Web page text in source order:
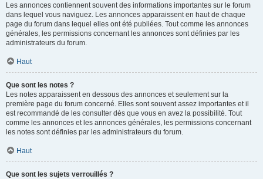
Les annonces contiennent souvent des informations importantes sur le forum
dans lequel vous naviguez. Les annonces apparaissent en haut de chaque
page du forum dans lequel elles ont été publiées. Tout comme les annonces
générales, les permissions concernant les annonces sont définies par les
administrateurs du forum.
Haut
Que sont les notes ?
Les notes apparaissent en dessous des annonces et seulement sur la
première page du forum concerné. Elles sont souvent assez importantes et il
est recommandé de les consulter dès que vous en avez la possibilité. Tout
comme les annonces et les annonces générales, les permissions concernant
les notes sont définies par les administrateurs du forum.
Haut
Que sont les sujets verrouillés ?